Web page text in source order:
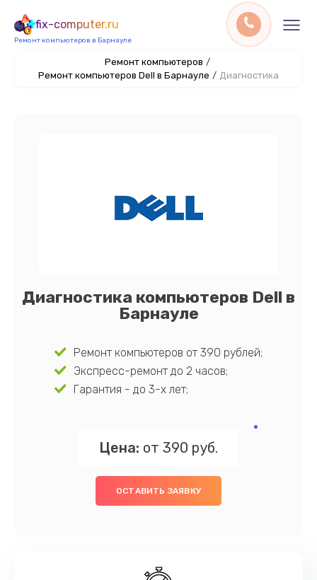
fix-computer.ru
Ремонт компьютеров в Барнауле
Ремонт компьютеров /
Ремонт компьютеров Dell в Барнауле / Диагностика
Диагностика компьютеров Dell в
Барнауле
Ремонт компьютеров от 390 рублей;
Экспресс-ремонт до 2 часов;
Гарантия - до 3-х лет;
Цена: от 390 руб.
ОСТАВИТЬ ЗАЯВКУ